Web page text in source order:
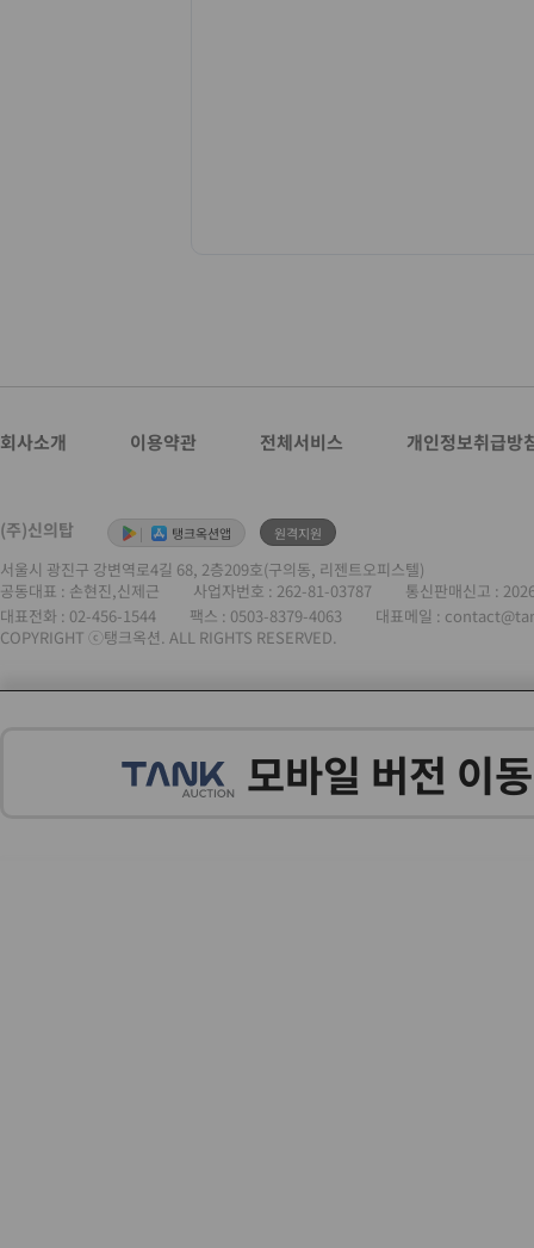
회사소개 이용약관 전체서비스 개인정보취급방
(주)신의탑 | 탱크옥션앱 원격지원
서울시 광진구 강변역로4길 68, 2층209호(구의동, 리젠트오피스텔)
공동대표 : 손현진,신제근
사업자번호 : 262-81-03787
통신판매신고 :
대표전화 : 02-456-1544 팩스 : 0503-8379-4063
대표메일 :
COPYRIGHT ⓒ탱크옥션. ALL RIGHTS RESERVED.
모바일 버전 이동